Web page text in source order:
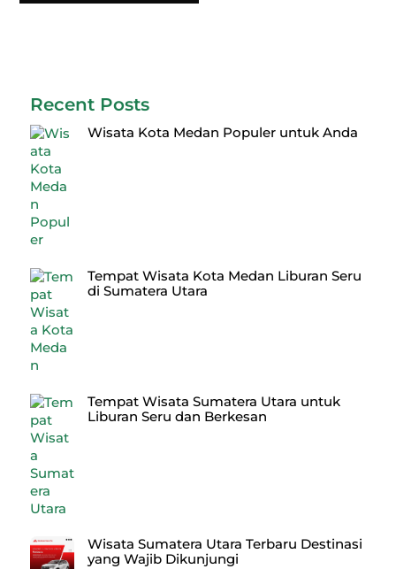
Recent Posts
Wisata Kota Medan Populer untuk Anda
Tempat Wisata Kota Medan Liburan Seru
di Sumatera Utara
Tempat Wisata Sumatera Utara untuk
Liburan Seru dan Berkesan
Wisata Sumatera Utara Terbaru Destinasi
yang Wajib Dikunjungi